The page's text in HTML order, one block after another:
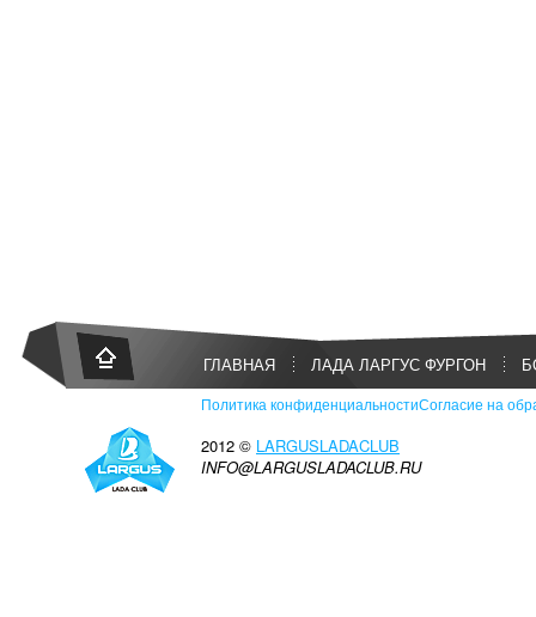
ГЛАВНАЯ ЛАДА ЛАРГУС ФУРГОН
Политика конфиденциальностиСогласие на
2012 © LARGUSLADACLUB
INFO@LARGUSLADACLUB.RU